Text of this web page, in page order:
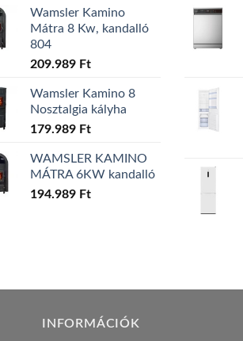
Wamsler Kamino
Mátra 8 Kw, kandalló
804
209.989 Ft
Wamsler Kamino 8
Nosztalgia kályha
179.989 Ft
WAMSLER KAMINO
MÁTRA 6KW kandalló
194.989 Ft
INFORMÁCIÓK